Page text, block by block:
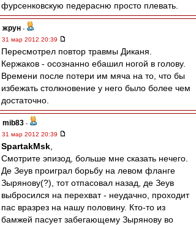
фурсенковскую педерасню просто плевать.
жрун -
31 мар 2012 20:39
Пересмотрел повтор травмы Диканя.
Кержаков - осознанно ебашил ногой в голову.
Времени после потери им мяча на то, что бы
избежать столкновение у него было более чем
достаточно.
mib83 -
31 мар 2012 20:39
SpartakMsk
Смотрите эпизод, больше мне сказать нечего.
Де Зеув проиграл борьбу на левом фланге
Зырянову(?), тот отпасовал назад, де Зеув
выбросился на перехват - неудачно, проходит
пас вразрез на нашу половину. Кто-то из
бамжей пасует забегающему Зырянову во